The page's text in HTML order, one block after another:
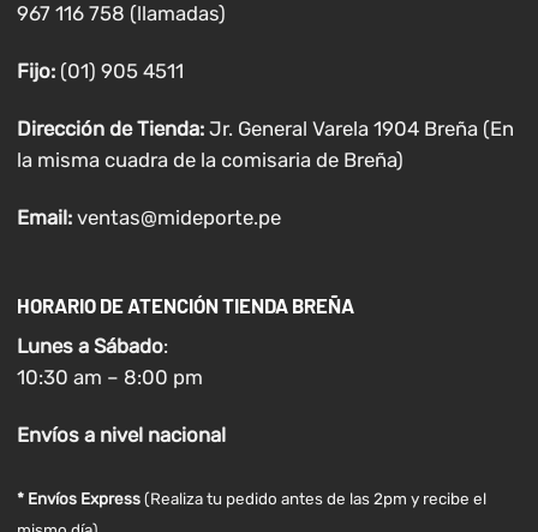
967 116 758 (llamadas)
Fijo:(01) 905 4511
Dirección de Tienda: Jr. General Varela 1904 Breña (En
la misma cuadra de la comisaria de Breña)
Email: ventas@mideporte.pe
HORARIO DE ATENCIÓN TIENDA BREÑA
Lunes a Sábado:
10:30 am – 8:00 pm
Envíosa nivel nacional
* Envíos Express(Realiza tu pedido antes de las 2pm y recibe el